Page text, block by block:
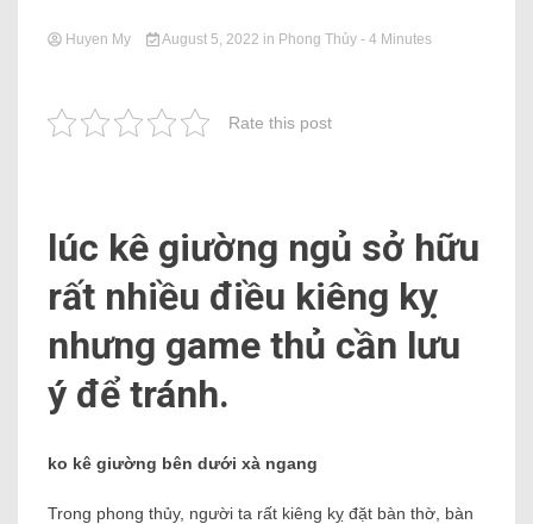
Huyen My August 5, 2022 in Phong Thủy - 4 Minutes
Rate this post
lúc kê giường ngủ sở hữu
rất nhiều điều kiêng kỵ
nhưng game thủ cần lưu
ý để tránh.
ko kê giường bên dưới xà ngang
Trong phong thủy, người ta rất kiêng kỵ đặt bàn thờ, bàn